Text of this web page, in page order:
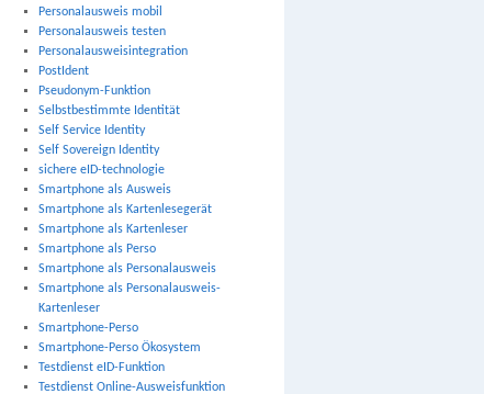
Personalausweis mobil
Personalausweis testen
Personalausweisintegration
PostIdent
Pseudonym-Funktion
Selbstbestimmte Identität
Self Service Identity
Self Sovereign Identity
sichere eID-technologie
Smartphone als Ausweis
Smartphone als Kartenlesegerät
Smartphone als Kartenleser
Smartphone als Perso
Smartphone als Personalausweis
Smartphone als Personalausweis-
Kartenleser
Smartphone-Perso
Smartphone-Perso Ökosystem
Testdienst eID-Funktion
Testdienst Online-Ausweisfunktion